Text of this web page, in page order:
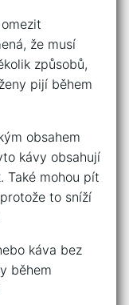
že musí
způsobů,
pijí během
obsahem
kávy obsahují
Také mohou pít
to sníží
káva bez
během